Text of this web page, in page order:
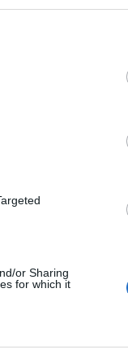
or Sharing
for which it
a pagament...